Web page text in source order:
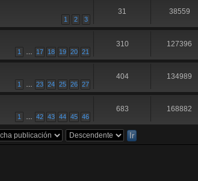
1 2 3
31 38559
1 17 18 19 20 21
310 127396
1 23 24 25 26 27
404 134989
1 42 43 44 45 46
683 168882